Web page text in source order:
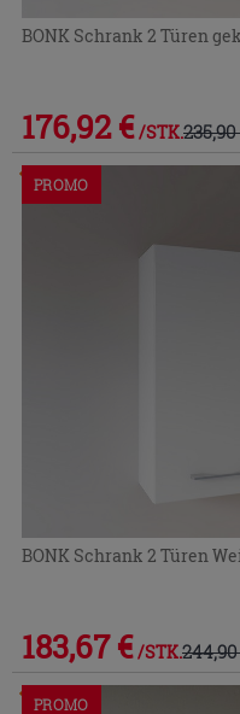
BONK Schrank 2 Türen
176,92 € /STK.235,90
Im Geschäft oder über den
PROMO
BONK Schrank 2 Türen
183,67 € /STK.
Im Geschäft oder über den
PROMO